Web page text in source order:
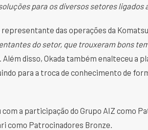
para os diversos setores ligados
representante das operações da
do setor, que trouxeram bons
Além disso, Okada também enalteceu a
para a troca de conhecimento de
a participação do Grupo AIZ como
como Patrocinadores Bronze.